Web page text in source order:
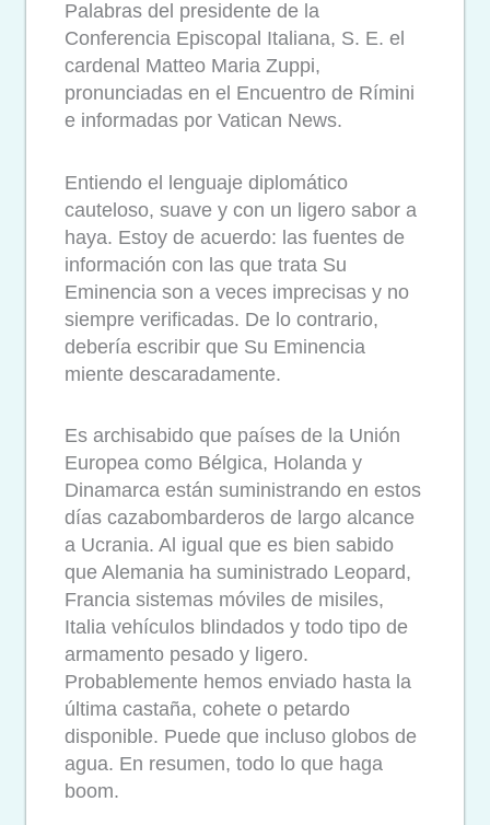
Palabras del presidente de la
Conferencia Episcopal Italiana, S. E. el
cardenal Matteo Maria Zuppi,
pronunciadas en el Encuentro de Rímini
e informadas por Vatican News.
Entiendo el lenguaje diplomático
cauteloso, suave y con un ligero sabor a
haya. Estoy de acuerdo: las fuentes de
información con las que trata Su
Eminencia son a veces imprecisas y no
siempre verificadas. De lo contrario,
debería escribir que Su Eminencia
miente descaradamente.
Es archisabido que países de la Unión
Europea como Bélgica, Holanda y
Dinamarca están suministrando en estos
días cazabombarderos de largo alcance
a Ucrania. Al igual que es bien sabido
que Alemania ha suministrado Leopard,
Francia sistemas móviles de misiles,
Italia vehículos blindados y todo tipo de
armamento pesado y ligero.
Probablemente hemos enviado hasta la
última castaña, cohete o petardo
disponible. Puede que incluso globos de
agua. En resumen, todo lo que haga
boom.